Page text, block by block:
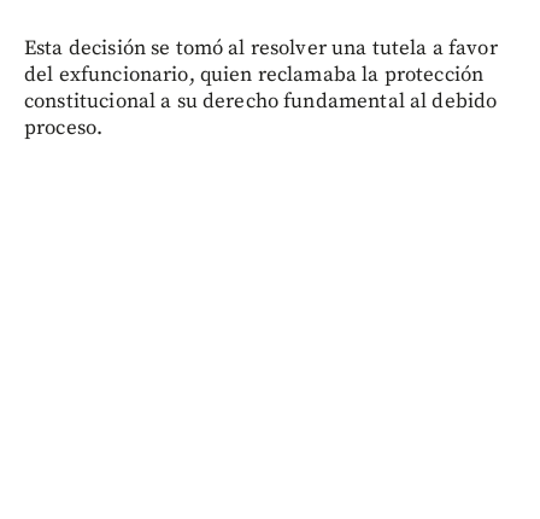
Esta decisión se tomó al resolver una tutela a favor
del exfuncionario, quien reclamaba la protección
constitucional a su derecho fundamental al debido
proceso.